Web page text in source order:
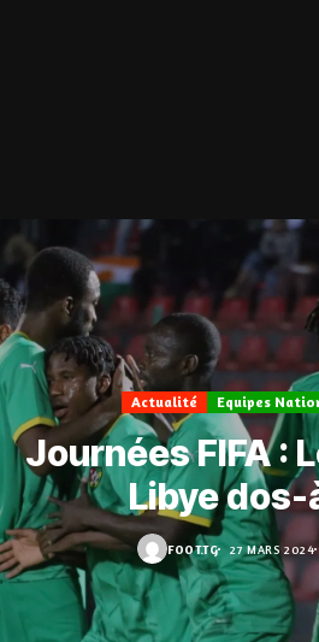
Actualité Equipes
Journées FIFA :
Libye
FOOT.TG 27 MARS 2024